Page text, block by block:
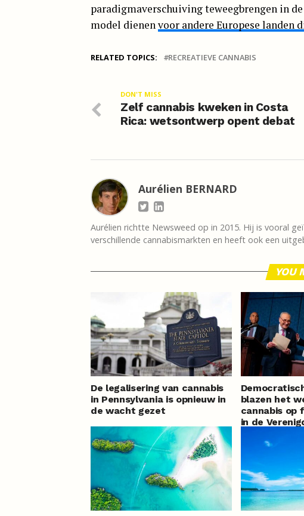
paradigmaverschuiving teweegbrengen in
model dienen voor andere Europese landen
RELATED TOPICS: RECREATIEVE CANNABIS
DON'T MISS
Zelf cannabis kweken in Costa
Rica: wetsontwerp opent debat
Aurélien BERNARD
Aurélien richtte Newsweed op in 2015. Hij is vooral
verschillende cannabismarkten en heeft ook een
YOU
De legalisering van cannabis
in Pennsylvania is opnieuw in
de wacht gezet
blazen het
cannabis op
in de
legaliseren